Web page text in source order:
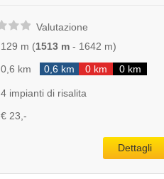
Valutazione
129 m (1513 m - 1642 m)
0,6 km
0,6 km 0 km 0 km
4 impianti di risalita
€ 23,-
Dettagli